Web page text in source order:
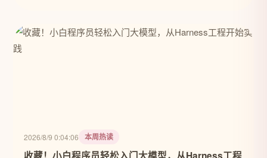
2026/8/9 0:04:06 本周热读